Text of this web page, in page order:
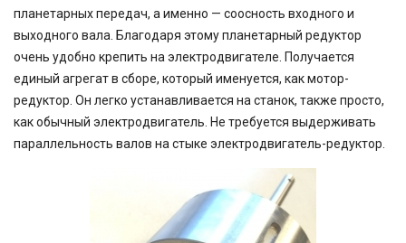
планетарных передач, а именно — соосность входного и
выходного вала. Благодаря этому планетарный редуктор
очень удобно крепить на электродвигателе. Получается
единый агрегат в сборе, который именуется, как мотор-
редуктор. Он легко устанавливается на станок, также просто,
как обычный электродвигатель. Не требуется выдерживать
параллельность валов на стыке электродвигатель-редуктор.